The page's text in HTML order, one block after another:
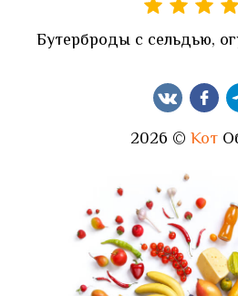
Бутерброды с сельдью,
2026 © Кот